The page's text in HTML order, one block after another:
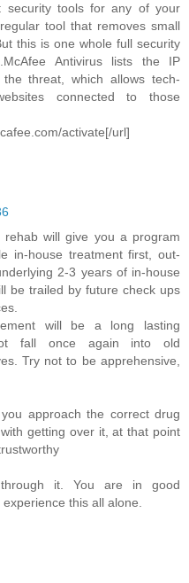
security tools for any of your
tool that removes small
this is one whole full security
Antivirus lists the IP
threat, which allows tech-
connected to those
activate[/url]
will give you a program
in-house treatment first, out-
2-3 years of in-house
be trailed by future check ups
will be a long lasting
fall once again into old
Try not to be apprehensive,
approach the correct drug
getting over it, at that point
it. You are in good
this all alone.